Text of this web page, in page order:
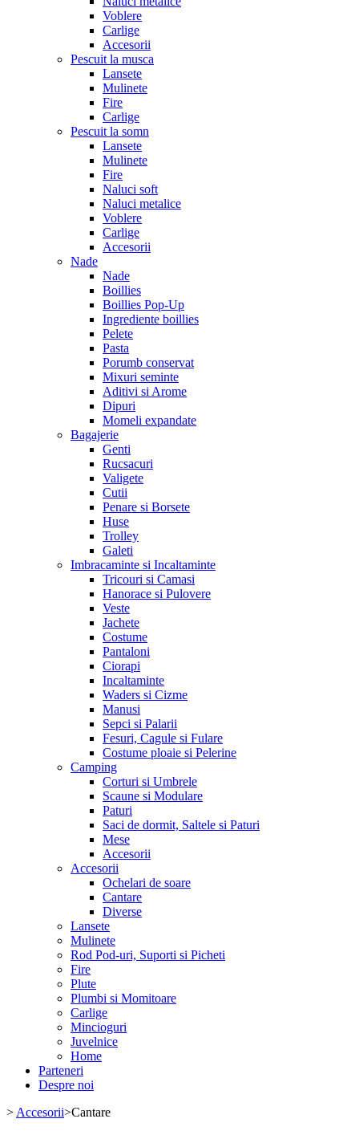
Voblere
Carlige
Accesorii
Pescuit la musca
Lansete
Mulinete
Fire
Carlige
Pescuit la somn
Lansete
Mulinete
Fire
Naluci soft
Naluci metalice
Voblere
Carlige
Accesorii
Nade
Nade
Boillies
Boillies Pop-Up
Ingrediente boillies
Pelete
Pasta
Porumb conservat
Mixuri seminte
Aditivi si Arome
Dipuri
Momeli expandate
Bagajerie
Genti
Rucsacuri
Valigete
Cutii
Penare si Borsete
Huse
Trolley
Galeti
Imbracaminte si Incaltaminte
Tricouri si Camasi
Hanorace si Pulovere
Veste
Jachete
Costume
Pantaloni
Ciorapi
Incaltaminte
Waders si Cizme
Manusi
Sepci si Palarii
Fesuri, Cagule si Fulare
Costume ploaie si Pelerine
Camping
Corturi si Umbrele
Scaune si Modulare
Paturi
Saci de dormit, Saltele si Paturi
Mese
Accesorii
Accesorii
Ochelari de soare
Cantare
Diverse
Lansete
Mulinete
Rod Pod-uri, Suporti si Picheti
Fire
Plute
Plumbi si Momitoare
Carlige
Mincioguri
Juvelnice
Home
Parteneri
Despre noi
> Accesorii>Cantare